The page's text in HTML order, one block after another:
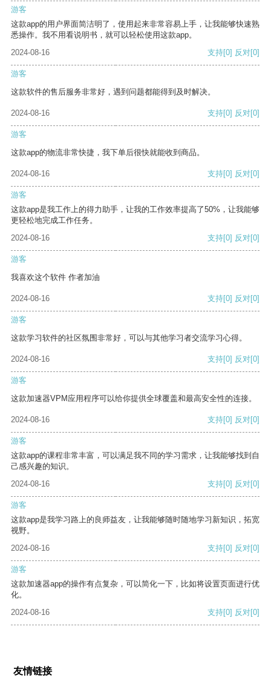
游客
这款app的用户界面简洁明了，使用起来非常容易上手，让我能够快速熟
悉操作。我不用看说明书，就可以轻松使用这款app。
2024-08-16
支持[0] 反对[0]
游客
这款软件的售后服务非常好，遇到问题都能得到及时解决。
2024-08-16 支持[0] 反对[0]
游客
这款app的物流非常快捷，我下单后很快就能收到商品。
2024-08-16 支持[0] 反对[0]
游客
这款app是我工作上的得力助手，让我的工作效率提高了50%，让我能够
更轻松地完成工作任务。
2024-08-16
支持[0] 反对[0]
游客
我喜欢这个软件 作者加油
2024-08-16 支持[0] 反对[0]
游客
这款学习软件的社区氛围非常好，可以与其他学习者交流学习心得。
2024-08-16 支持[0] 反对[0]
游客
这款加速器VPM应用程序可以给你提供全球覆盖和最高安全性的连接。
2024-08-16 支持[0] 反对[0]
游客
这款app的课程非常丰富，可以满足我不同的学习需求，让我能够找到自
己感兴趣的知识。
2024-08-16
支持[0] 反对[0]
游客
这款app是我学习路上的良师益友，让我能够随时随地学习新知识，拓宽
视野。
2024-08-16
支持[0] 反对[0]
游客
这款加速器app的操作有点复杂，可以简化一下，比如将设置页面进行优
化。
2024-08-16
支持[0] 反对[0]
友情链接